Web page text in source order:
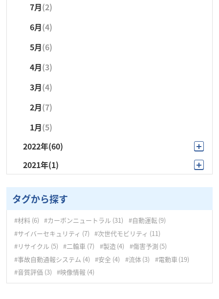
5月(4)
4月(3)
3月(5)
2月(1)
1月(4)
6月(4)
5月(2)
4月(2)
3月(5)
2月(4)
1月(5)
7月(2)
6月(4)
5月(6)
4月(3)
3月(4)
2月(7)
1月(5)
2022年(60)
12月(10)
11月(7)
10月(5)
9月 (4)
8月(5)
7月(5)
6月(3)
2021年(1)
タグから探す
#材料 (6) #カーボンニュートラル (31) #自動運転(9)
#サイバーセキュリティ (7) #次世代モビリティ (11)
#リサイクル (5) #二輪車 (7) #製造(4) #傷害予測 (5)
#事故自動通報システム (4) #安全 (4) #流体(3) #電動車 (19)
#音質評価 (3) #映像情報 (4)